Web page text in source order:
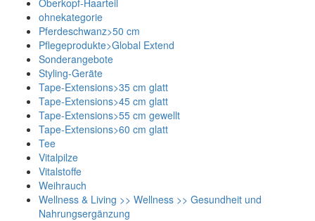
Oberkopf-Haarteil
ohnekategorie
Pferdeschwanz>50 cm
Pflegeprodukte>Global Extend
Sonderangebote
Styling-Geräte
Tape-Extensions>35 cm glatt
Tape-Extensions>45 cm glatt
Tape-Extensions>55 cm gewellt
Tape-Extensions>60 cm glatt
Tee
Vitalpilze
Vitalstoffe
Weihrauch
Wellness & Living >> Wellness >> Gesundheit und
Nahrungsergänzung